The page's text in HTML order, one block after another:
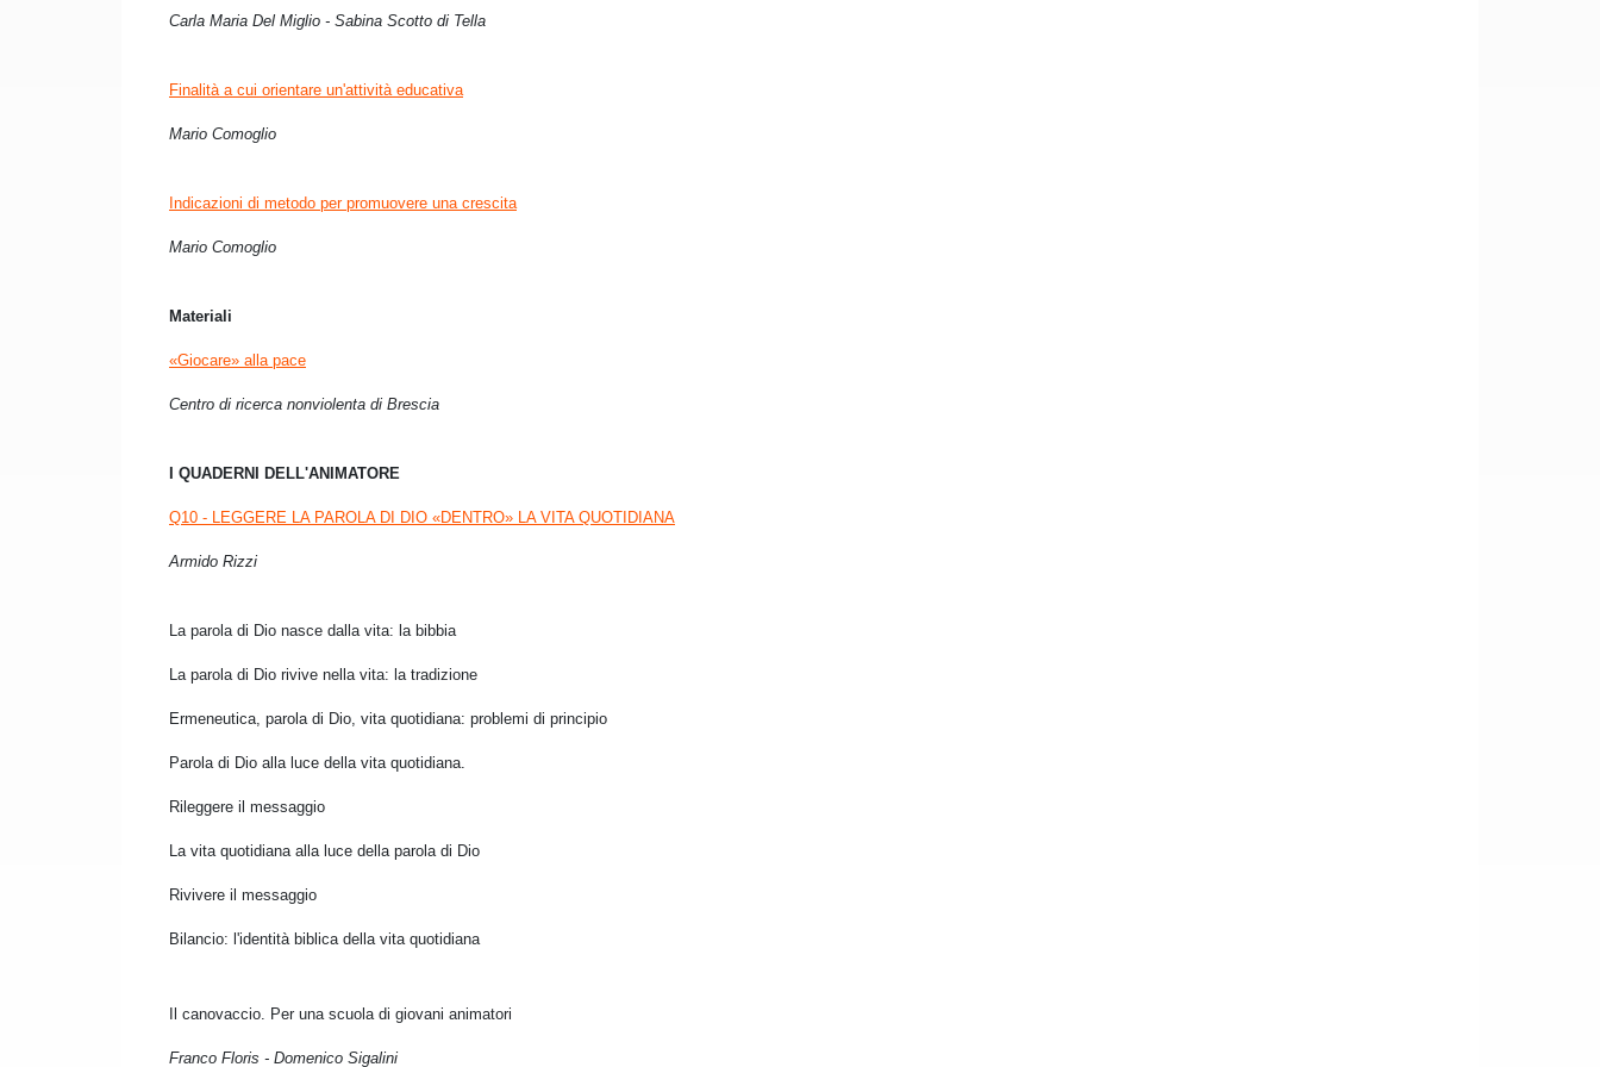
Carla Maria Del Miglio - Sabina Scotto di Tella
Finalità a cui orientare un'attività educativa
Mario Comoglio
Indicazioni di metodo per promuovere una crescita
Mario Comoglio
Materiali
«Giocare» alla pace
Centro di ricerca nonviolenta di Brescia
I QUADERNI DELL'ANIMATORE
Q10 - LEGGERE LA PAROLA DI DIO «DENTRO» LA VITA QUOTIDIANA
Armido Rizzi
La parola di Dio nasce dalla vita: la bibbia
La parola di Dio rivive nella vita: la tradizione
Ermeneutica, parola di Dio, vita quotidiana: problemi di principio
Parola di Dio alla luce della vita quotidiana.
Rileggere il messaggio
La vita quotidiana alla luce della parola di Dio
Rivivere il messaggio
Bilancio: l'identità biblica della vita quotidiana
Il canovaccio. Per una scuola di giovani animatori
Franco Floris - Domenico Sigalini